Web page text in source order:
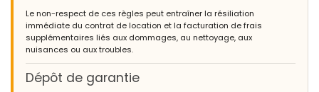
Le non-respect de ces règles peut entraîner la résiliation
immédiate du contrat de location et la facturation de frais
supplémentaires liés aux dommages, au nettoyage, aux
nuisances ou aux troubles.
Dépôt de garantie